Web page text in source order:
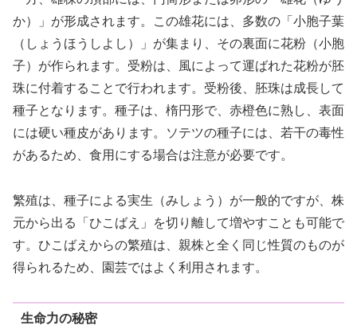
か）」が形成されます。この雄花には、多数の「小胞子葉
（しょうほうしよし）」が集まり、その裏面に花粉（小胞
子）が作られます。受粉は、風によって運ばれた花粉が胚
珠に付着することで行われます。受粉後、胚珠は成長して
種子となります。種子は、楕円形で、赤橙色に熟し、表面
には硬い種皮があります。ソテツの種子には、若干の毒性
があるため、食用にする場合は注意が必要です。
繁殖は、種子による実生（みしょう）が一般的ですが、株
元から出る「ひこばえ」を切り離して増やすことも可能で
す。ひこばえからの繁殖は、親株と全く同じ性質のものが
得られるため、園芸ではよく利用されます。
生命力の秘密